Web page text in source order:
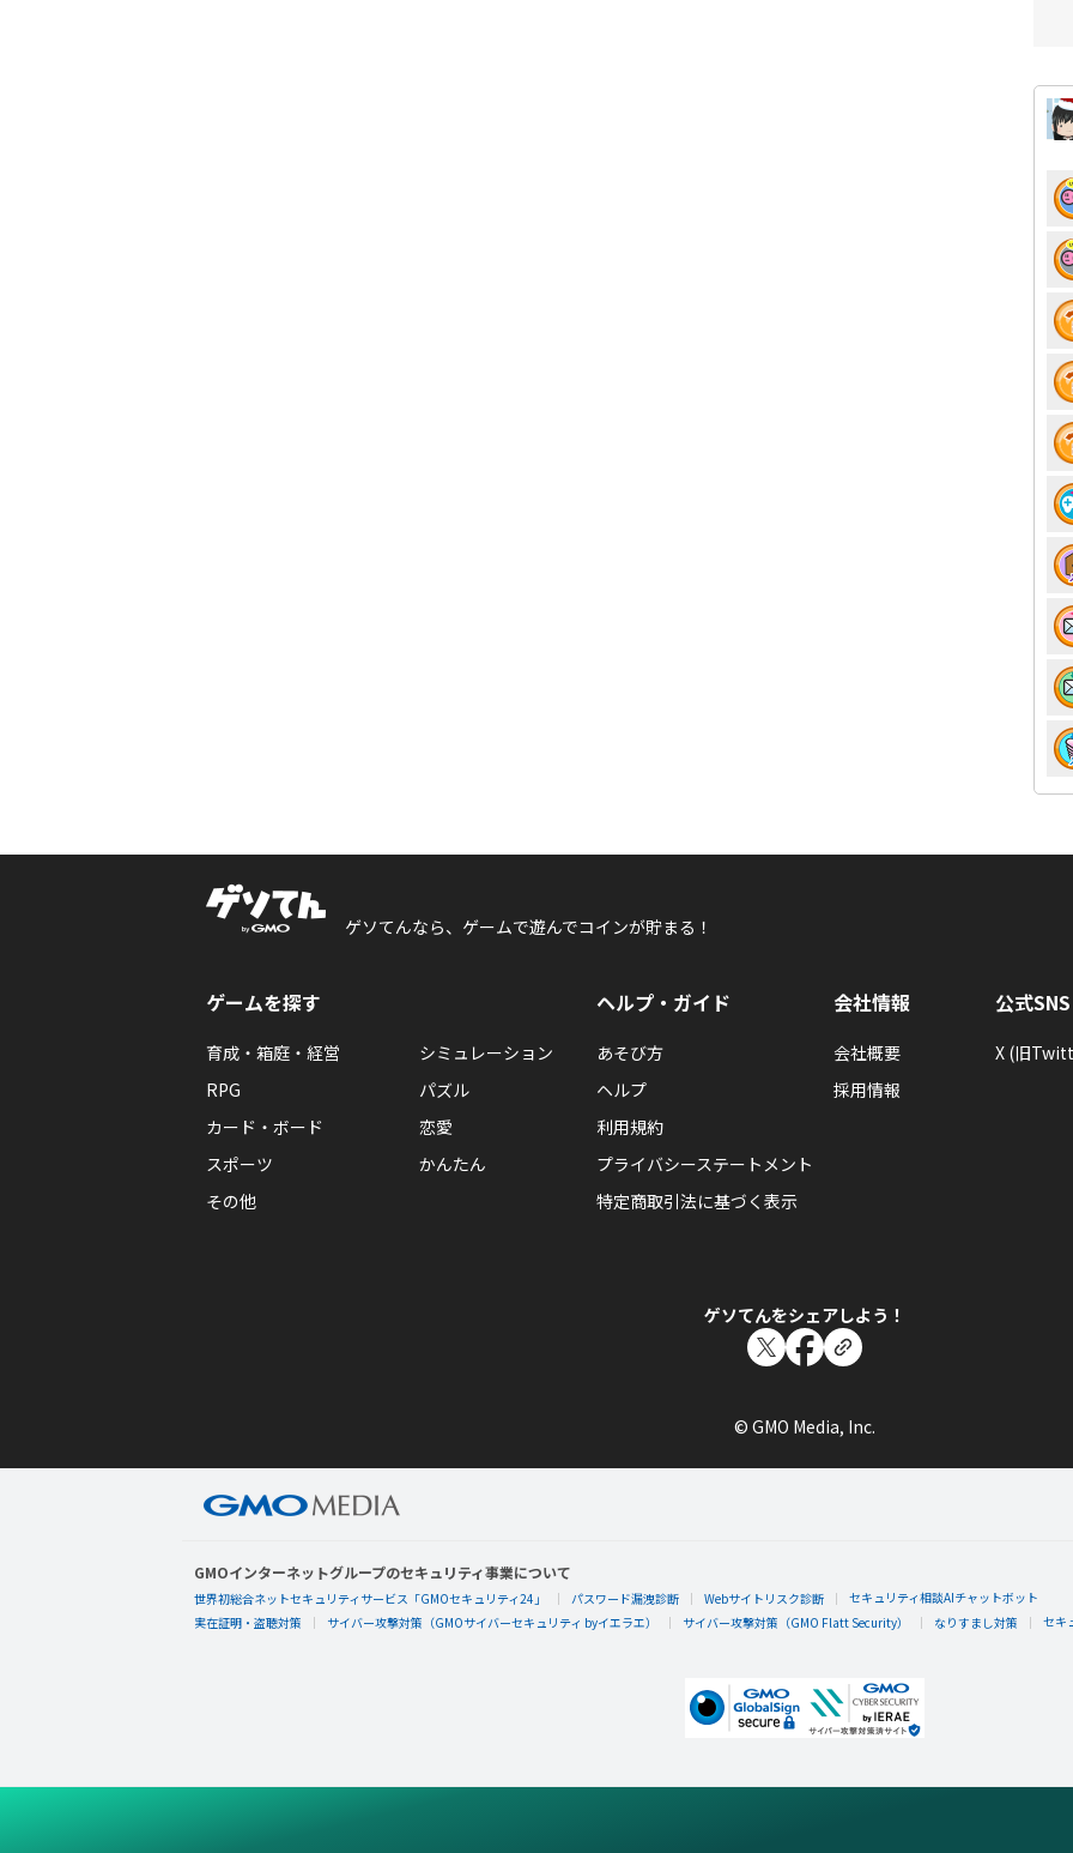
ゲソてんなら、ゲームで遊んでコインが貯まる！
ゲームを探す
育成・箱庭・経営
シミュレーション
RPG
パズル
カード・ボード
恋愛
スポーツ
かんたん
その他
ヘルプ・ガイド
あそび方
ヘルプ
利用規約
プライバシーステートメント
特定商取引法に基づく表示
会社情報
会社概要
採用情報
公式SNS
X (旧
ゲソてんをシェアしよう！
© GMO Media, Inc.
GMOインターネットグループのセキュリティ事業について
世界初総合ネットセキュリティサービス「GMOセキュリティ24」 パスワード漏洩診断 Webサイトリスク診断
セキュリティ相談AIチャットボット
実在証明・盗聴対策
サイバー攻撃対策（GMOサイバーセキュリティ byイエラエ） サイバー攻撃対策（GMO Flatt Security） なりすまし対策 セキ